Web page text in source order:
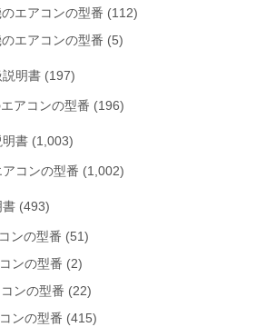
エアコンの型番 (112)
エアコンの型番 (5)
明書 (197)
アコンの型番 (196)
明書 (1,003)
コンの型番 (1,002)
書 (493)
ンの型番 (51)
ンの型番 (2)
ンの型番 (22)
ンの型番 (415)